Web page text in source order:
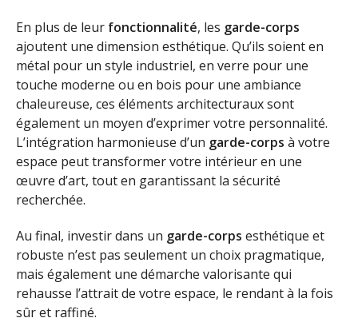
En plus de leur fonctionnalité, les garde-corps
ajoutent une dimension esthétique. Qu’ils soient en
métal pour un style industriel, en verre pour une
touche moderne ou en bois pour une ambiance
chaleureuse, ces éléments architecturaux sont
également un moyen d’exprimer votre personnalité.
L’intégration harmonieuse d’un garde-corps à votre
espace peut transformer votre intérieur en une
œuvre d’art, tout en garantissant la sécurité
recherchée.
Au final, investir dans un garde-corps esthétique et
robuste n’est pas seulement un choix pragmatique,
mais également une démarche valorisante qui
rehausse l’attrait de votre espace, le rendant à la fois
sûr et raffiné.